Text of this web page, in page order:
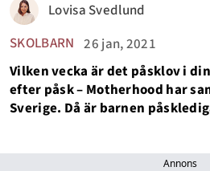
SKOLBARN 26 jan, 2021
Lovisa Svedlund
Vilken vecka är det påsklov i
efter påsk – Motherhood har
Sverige. Då är barnen
Annons